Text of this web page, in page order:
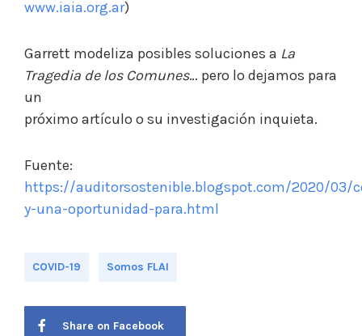
www.iaia.org.ar)
Garrett modeliza posibles soluciones a La
Tragedia de los Comunes… pero lo dejamos para
un
próximo artículo o su investigación inquieta.
Fuente:
https://auditorsostenible.blogspot.com/2020/03/
y-una-oportunidad-para.html
COVID-19 Somos FLAI
Share on Facebook